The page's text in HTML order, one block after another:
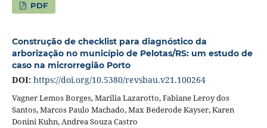
PDF
Construção de checklist para diagnóstico da
arborização no município de Pelotas/RS: um estudo de
caso na microrregião Porto
DOI: https://doi.org/10.5380/revsbau.v21.100264
Vagner Lemos Borges, Marilia Lazarotto, Fabiane Leroy dos
Santos, Marcos Paulo Machado, Max Bederode Kayser, Karen
Donini Kuhn, Andrea Souza Castro